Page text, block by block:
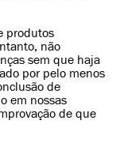
produtos
não
sem que haja
por pelo menos
de
em nossas
de que